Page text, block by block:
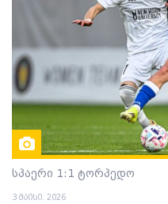
სპაერი 1:1 ტორპედო
3 მაისი. 2026